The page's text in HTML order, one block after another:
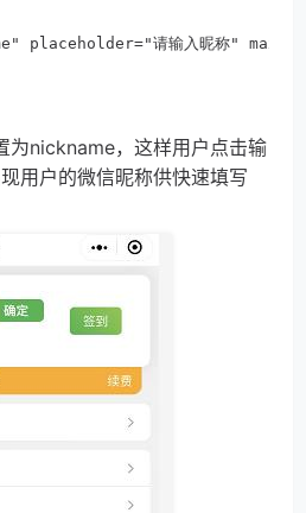
placeholder="请输入昵称"
nickname，这样用户点击输
用户的微信昵称供快速填写